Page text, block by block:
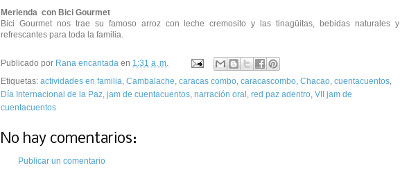
Merienda con Bici Gourmet
Bici Gourmet nos trae su famoso arroz con leche cremosito y las tinagüitas, bebidas naturales y
refrescantes para toda la familia.
Publicado por Rana encantada en 1:31 a. m.
Etiquetas: actividades en familia Cambalache caracas combo caracascombo Chacao cuentacuentos
Día Internacional de la Paz jam de cuentacuentos narración oral red paz adentro VII jam de
cuentacuentos
No hay comentarios:
Publicar un comentario